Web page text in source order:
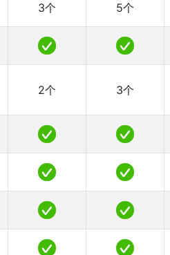
3个 5个
2个 3个